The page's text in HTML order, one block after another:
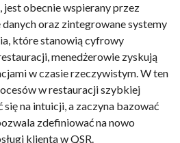
jest obecnie wspierany przez
oraz zintegrowane systemy
które stanowią cyfrowy
menedżerowie zyskują
w czasie rzeczywistym. W ten
w restauracji szybkiej
na intuicji, a zaczyna bazować
zdefiniować na nowo
klienta w QSR.